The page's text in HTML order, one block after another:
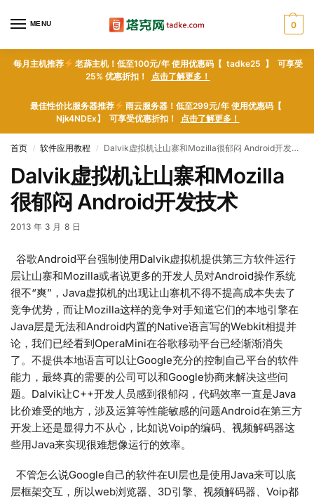
MENU 0
每月主机推荐
老薜主机！低至100元/年 使用优惠码【 tadke25 】 可享受
25% 优惠折扣！ 点击了解更多！
最佳性价比服务器推荐
雨云服务器！低至299元/年 使用优惠码【
Njk4NDEx】 可享受优惠折扣！ 点击了解更多！
首页 / 软件应用教程 / Dalvik虚拟机让山寨和Mozilla很郁闷 Android开发技术
Dalvik虚拟机让山寨和Mozilla
很郁闷 Android开发技术
2013 年 3 月 8 日
谷歌Android平台强制使用Dalvik虚拟机提供第三方软件运行
层让山寨和Mozilla或者说更多的开发人员对Android操作系统
很不“爽”，Java虚拟机的出现让山寨机不得不提高成本失去了
竞争优势，而让Mozilla这样的竞争对手知道它们的本地引擎在
Java层是无法和Android内置的Native语言写的Webkit相提并
论，我们已经看到OperaMini在谷歌移动平台已经渐渐消失
了。不提供本地语言可以让Google充分的控制自己平台的软件
能力，最终真的需要的公司可以和Google协商来解决这些问
题。Dalvik让C++开发人员感到很郁闷，代码效率一直是Java
比价难受的地方，涉及运算等性能敏感的问题Android在第三方
开发上还是显得力不从心，比如说Voip的编码、视频解码器这
些用Java来实现很难想像运行的效率。
不管怎么说Google自己的软件在UI层也是使用Java来可以底
层框架交互，所以web浏览器、3D引擎、视频解码器、Voip都